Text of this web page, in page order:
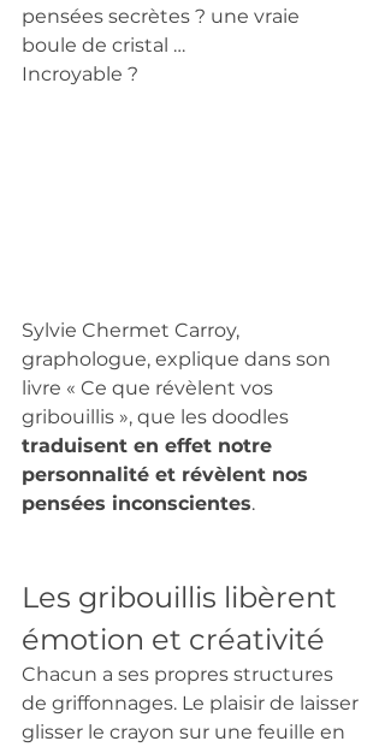
pensées secrètes ? une vraie
boule de cristal …
Incroyable ?
Sylvie Chermet Carroy,
graphologue, explique dans son
livre « Ce que révèlent vos
gribouillis », que les doodles
traduisent en effet notre
personnalité et révèlent nos
pensées inconscientes.
Les gribouillis libèrent
émotion et créativité
Chacun a ses propres structures
de griffonnages. Le plaisir de laisser
glisser le crayon sur une feuille en